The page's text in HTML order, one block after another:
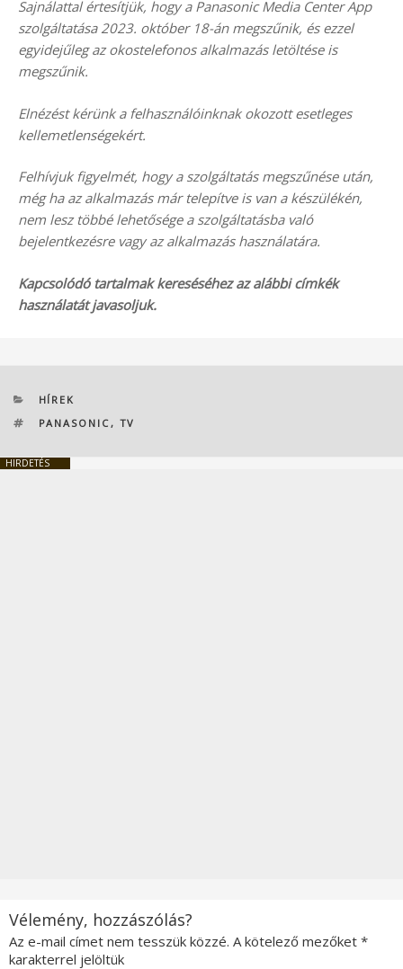
Sajnálattal értesítjük, hogy a Panasonic Media Center App
szolgáltatása 2023. október 18-án megszűnik, és ezzel
egyidejűleg az okostelefonos alkalmazás letöltése is
megszűnik.
Elnézést kérünk a felhasználóinknak okozott esetleges
kellemetlenségekért.
Felhívjuk figyelmét, hogy a szolgáltatás megszűnése után,
még ha az alkalmazás már telepítve is van a készülékén,
nem lesz többé lehetősége a szolgáltatásba való
bejelentkezésre vagy az alkalmazás használatára.
Kapcsolódó tartalmak kereséséhez az alábbi címkék
használatát javasoljuk.
KATEGÓRIÁK
HÍREK
CÍMKÉK
PANASONIC, TV
HIRDETÉS
Vélemény, hozzászólás?
Az e-mail címet nem tesszük közzé. A kötelező mezőket *
karakterrel jelöltük